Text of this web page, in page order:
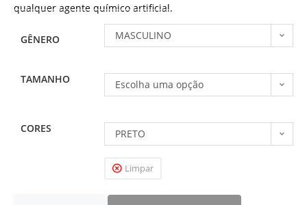
qualquer agente químico artificial.
GÊNERO MASCULINO
TAMANHO Escolha uma opção
CORES PRETO
Limpar